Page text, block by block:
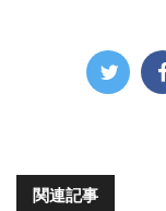
関連記事